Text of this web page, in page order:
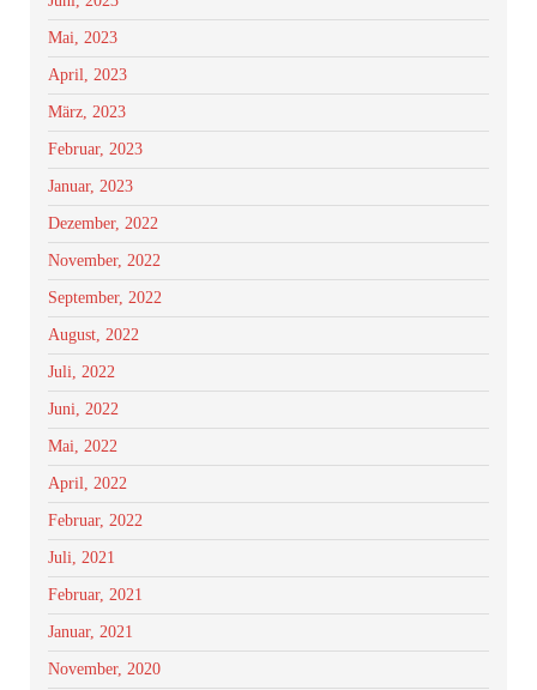
Mai, 2023
April, 2023
März, 2023
Februar, 2023
Januar, 2023
Dezember, 2022
November, 2022
September, 2022
August, 2022
Juli, 2022
Juni, 2022
Mai, 2022
April, 2022
Februar, 2022
Juli, 2021
Februar, 2021
Januar, 2021
November, 2020